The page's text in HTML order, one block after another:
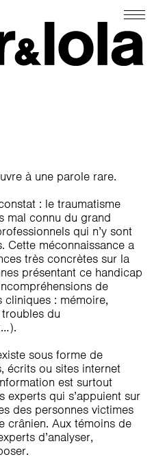
à une parole rare.
: le traumatisme
mal connu du grand
qui n’y sont
Cette méconnaissance a
très concrètes sur la
présentant ce handicap
de
cliniques : mémoire,
du
sous forme de
écrits ou sites internet
est surtout
experts qui s’appuient sur
des personnes victimes
crânien. Aux témoins de
d’analyser,